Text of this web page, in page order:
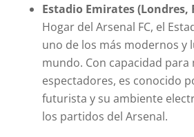
Estadio Emirates (Londres,
Hogar del Arsenal FC, el
uno de los más modernos y
mundo. Con capacidad para
espectadores, es conocido
futurista y su ambiente
los partidos del Arsenal.